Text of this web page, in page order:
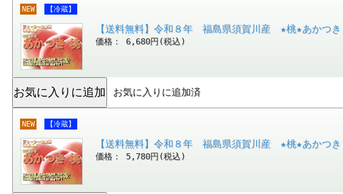
NEW 【冷蔵】
【送料無料】令和８年 福島県須賀川産 ★桃★あかつ
価格： 6,680円(税込)
お気に入りに追加済
NEW 【冷蔵】
【送料無料】令和８年 福島県須賀川産 ★桃★あかつ
価格： 5,780円(税込)